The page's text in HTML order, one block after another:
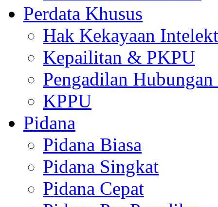
Perdata Khusus
Hak Kekayaan
Kepailitan & PKPU
Pengadilan
KPPU
Pidana
Pidana Biasa
Pidana Singkat
Pidana Cepat